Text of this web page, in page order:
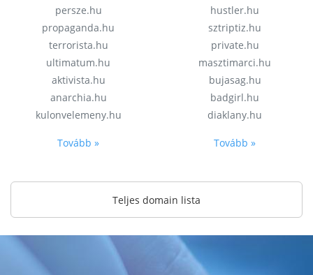
persze.hu
propaganda.hu
terrorista.hu
ultimatum.hu
aktivista.hu
anarchia.hu
kulonvelemeny.hu
Tovább »
hustler.hu
sztriptiz.hu
private.hu
masztimarci.hu
bujasag.hu
badgirl.hu
diaklany.hu
Tovább »
Teljes domain lista